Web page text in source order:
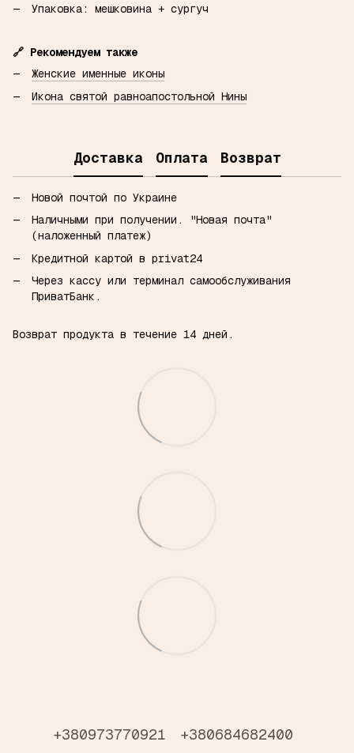
Упаковка: мешковина + сургуч
🔗 Рекомендуем также
Женские именные иконы
Икона святой равноапостольной Нины
Доставка Оплата Возврат
Новой почтой по Украине
Наличными при получении.
"Новая почта"
(наложенный платеж)
Кредитной картой в privat24
Через кассу или терминал самообслуживания
ПриватБанк.
Возврат продукта в течение 14 дней.
+380973770921 +380684682400